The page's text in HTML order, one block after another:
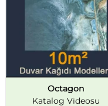
Octagon
Katalog Videosu